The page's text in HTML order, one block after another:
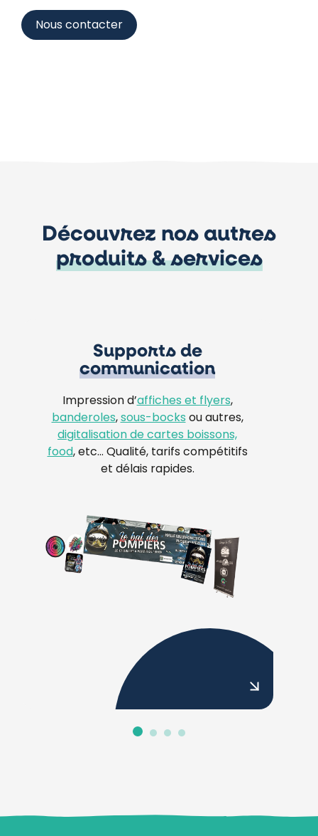
Nous contacter
Découvrez nos autres
produits & services
Supports de
communication
Impression d’affiches et flyers,
banderoles, sous-bocks ou autres,
digitalisation de cartes boissons,
food, etc… Qualité, tarifs compétitifs
et délais rapides.